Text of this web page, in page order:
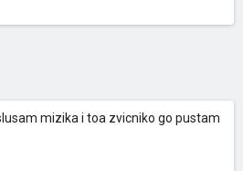
mizika i toa zvicniko go pustam